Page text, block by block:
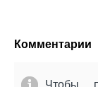
Комментарии
Чтобы